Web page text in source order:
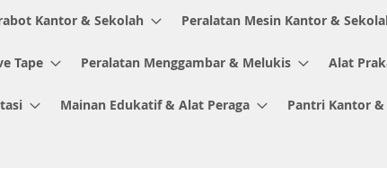
Kantor & Sekolah Peralatan Mesin Kantor &
Tape Peralatan Menggambar & Melukis Alat
Mainan Edukatif & Alat Peraga Pantri Kantor &